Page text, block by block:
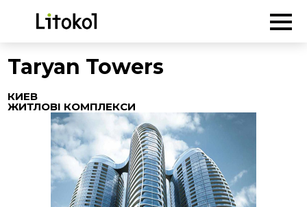
ГОЛОВНА -Об'єкти
Taryan Towers
КИЕВ
ЖИТЛОВІ КОМПЛЕКСИ